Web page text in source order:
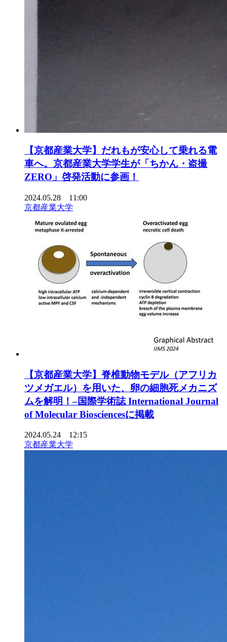
【京都産業大学】だれもが安心して乗れる電
車へ。京都産業大学学生が「ちかん・盗撮
ZERO」啓発活動に参画！
2024.05.28 11:00
京都産業大学
【京都産業大学】脊椎動物モデル（アフリカ
ツメガエル）を用いた、卵の細胞死メカニズ
ムを解明！–国際学術誌 International Journal
of Molecular Biosciencesに掲載
2024.05.24 12:15
京都産業大学